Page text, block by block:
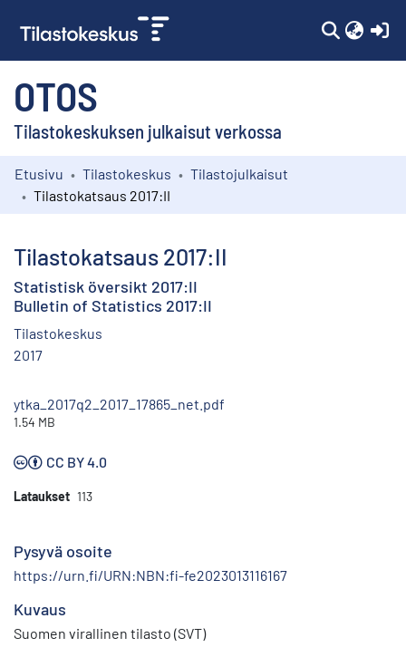
OTOS
Tilastokeskuksen julkaisut verkossa
Kokoelmat
Etusivu Tilastokeskus
Tilastojulkaisut
Tilastokatsaus 2017:II
Tilastokatsaus 2017:II
Statistisk översikt 2017:II
Bulletin of Statistics 2017:II
Tilastokeskus
2017
ytka_2017q2_2017_17865_net.pdf
1.54 MB
CC BY 4.0
Lataukset 113
Pysyvä osoite
https://urn.fi/URN:NBN:fi-fe2023013116167
Kuvaus
Suomen virallinen tilasto (SVT)